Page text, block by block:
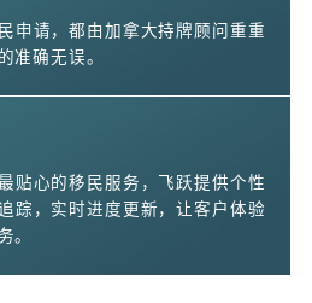
申请，都由加拿大持牌顾问重重
准确无误。
贴心的移民服务，飞跃提供个性
踪，实时进度更新，让客户体验
。